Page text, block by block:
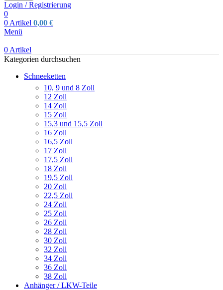
Login / Registrierung
0
0 Artikel 0,00 €
Menü
0 Artikel
Kategorien durchsuchen
Schneeketten
10, 9 und 8 Zoll
12 Zoll
14 Zoll
15 Zoll
15,3 und 15,5 Zoll
16 Zoll
16,5 Zoll
17 Zoll
17,5 Zoll
18 Zoll
19,5 Zoll
20 Zoll
22,5 Zoll
24 Zoll
25 Zoll
26 Zoll
28 Zoll
30 Zoll
32 Zoll
34 Zoll
36 Zoll
38 Zoll
Anhänger / LKW-Teile